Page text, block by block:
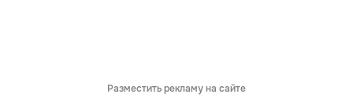
Разместить рекламу на сайте